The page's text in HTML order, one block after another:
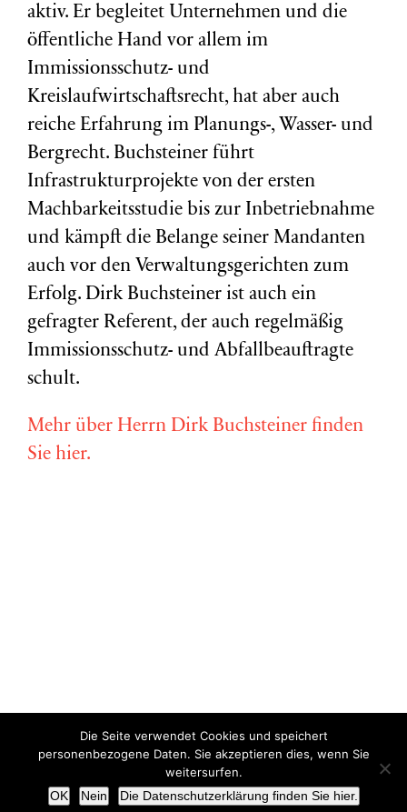
aktiv. Er begleitet Unternehmen und die
öffentliche Hand vor allem im
Immissionsschutz- und
Kreislaufwirtschaftsrecht, hat aber auch
reiche Erfahrung im Planungs-, Wasser- und
Bergrecht. Buchsteiner führt
Infrastrukturprojekte von der ersten
Machbarkeitsstudie bis zur Inbetriebnahme
und kämpft die Belange seiner Mandanten
auch vor den Verwaltungsgerichten zum
Erfolg. Dirk Buchsteiner ist auch ein
gefragter Referent, der auch regelmäßig
Immissionsschutz- und Abfallbeauftragte
schult.
Mehr über Herrn Dirk Buchsteiner finden
Sie hier.
Copyright © Miriam Vollmer 2018-2022 |Impressum|Datenschutz
X
Die Seite verwendet Cookies und speichert
personenbezogene Daten. Sie akzeptieren dies, wenn Sie
weitersurfen.
OK
Nein Die Datenschutzerklärung finden Sie hier.